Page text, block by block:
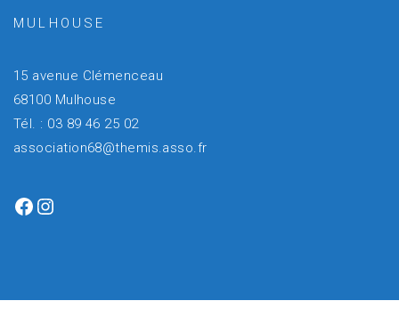
MULHOUSE
15 avenue Clémenceau
68100 Mulhouse
Tél. : 03 89 46 25 02
association68@themis.asso.fr
Facebook
Instagram